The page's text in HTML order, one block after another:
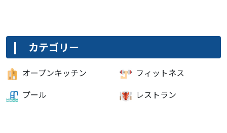
カテゴリー
オープンキッチン
フィットネス
プール
レストラン